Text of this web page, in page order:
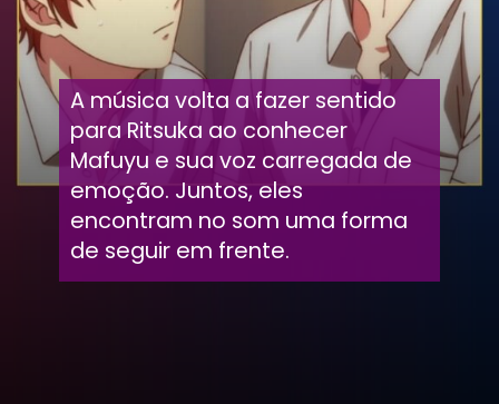
A música volta a fazer sentido
para Ritsuka ao conhecer
Mafuyu e sua voz carregada de
emoção. Juntos, eles
encontram no som uma forma
de seguir em frente.